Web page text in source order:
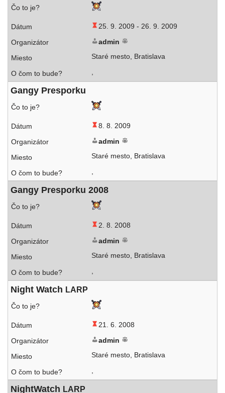
25. 9. 2009 - 26. 9. 2009
admin
Staré mes­to, Bratislava
,
Gangy Presporku
8. 8. 2009
admin
Staré mes­to, Bratislava
,
Gangy Presporku 2008
2. 8. 2008
admin
Staré mes­to, Bratislava
,
Night Watch LARP
21. 6. 2008
admin
Staré mes­to, Bratislava
,
NightWatch LARP